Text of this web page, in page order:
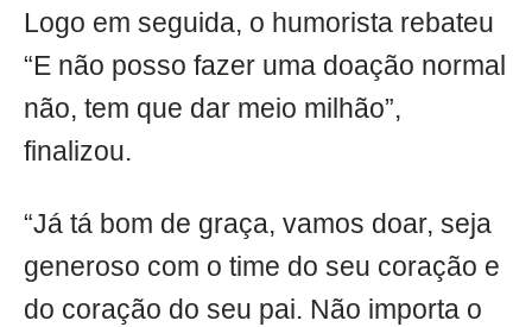
Logo em seguida, o humorista rebateu
“E não posso fazer uma doação normal
não, tem que dar meio milhão”,
finalizou.
“Já tá bom de graça, vamos doar, seja
generoso com o time do seu coração e
do coração do seu pai. Não importa o